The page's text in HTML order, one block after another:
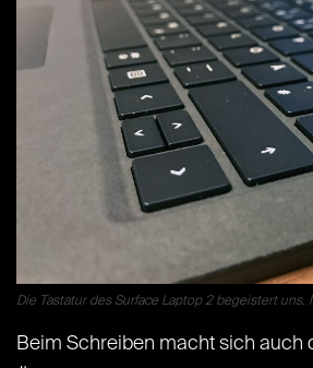
Die Tastatur des Surface Laptop 2 begeistert uns.
Beim Schreiben macht sich auch